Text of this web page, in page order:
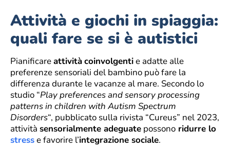
Attività e giochi in spiaggia:
quali fare se si è autistici
Pianificareattivitàcoinvolgentie adatte alle
preferenze sensoriali del bambino può fare la
differenza durante le vacanze al mare. Secondo lo
studio “Play preferences and sensory processing
patterns in children with Autism Spectrum
Disorders“, pubblicato sulla rivista “Cureus” nel 2023,
attività sensorialmente adeguate possono ridurre lo
stresse favorire l’integrazione sociale.